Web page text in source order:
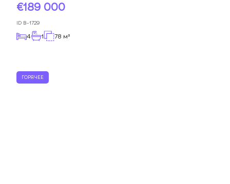
189 000
ID B-1729
4 1 78 м²
ГОРЯЧЕЕ